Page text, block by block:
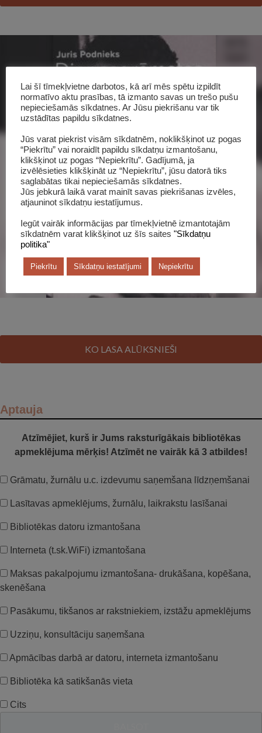
Šī grāmata katalogā
KO LASA ALŪKSNIEŠI
Aptauja
Atzīmējiet, kurš ir Jums raksturīgākais bibliotēkas
apmeklējuma mērķis! Atzīmēt ne vairāk kā 3 atbildes!
Grāmatu, žurnālu u.c. izdevumu saņemšana līdzņemšanai
Lasītavas apmeklējums, žurnālu, laikrakstu lasīšanai
Bibliotēkas datoru izmantošana
Interneta (t.sk.WiFi) izmantošana
Maksas pakalpojumu izmantošana- drukāšana, kopēšana,
skenēšana
Pasākumu, tikšanos ar rakstniekiem, izstāžu apmeklējums
Uzziņu, konsultāciju saņemšana
Apmācības darbā ar datoru, interneta izmantošanu
Bibliotēka kā satikšanās vieta
Cits
Lai šī tīmekļvietne darbotos, kā arī mēs spētu izpildīt
normatīvo aktu prasības, tā izmanto savas un trešo pušu
nepieciešamās sīkdatnes. Ar Jūsu piekrišanu var tik
uzstādītas papildu sīkdatnes.
Jūs varat piekrist visām sīkdatnēm, noklikšķinot uz pogas
“Piekrītu” vai noraidīt papildu sīkdatņu izmantošanu,
klikšķinot uz pogas “Nepiekrītu”. Gadījumā, ja
izvēlēsieties klikšķināt uz “Nepiekrītu”, jūsu datorā tiks
saglabātas tikai nepieciešamās sīkdatnes.
Jūs jebkurā laikā varat mainīt savas piekrišanas izvēles,
atjauninot sīkdatņu iestatījumus.
Iegūt vairāk informācijas par tīmekļvietnē izmantotajām
sīkdatnēm varat klikšķinot uz šīs saites "Sīkdatņu
politika"
Piekrītu Sīkdatņu iestatījumi Nepiekrītu